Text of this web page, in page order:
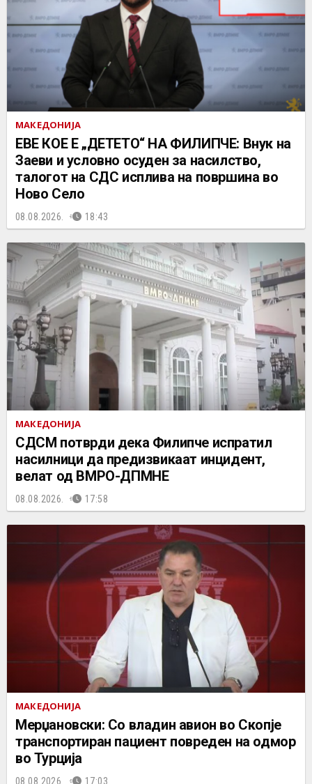
МАКЕДОНИЈА
ЕВЕ КОЕ Е „ДЕТЕТО“ НА ФИЛИПЧЕ: Внук на
Заеви и условно осуден за насилство,
талогот на СДС исплива на површина во
Ново Село
08.08.2026. 18:43
МАКЕДОНИЈА
СДСМ потврди дека Филипче испратил
насилници да предизвикаат инцидент,
велат од ВМРО-ДПМНЕ
08.08.2026. 17:58
МАКЕДОНИЈА
Мерџановски: Со владин авион во Скопје
транспортиран пациент повреден на одмор
во Турција
08.08.2026. 17:03